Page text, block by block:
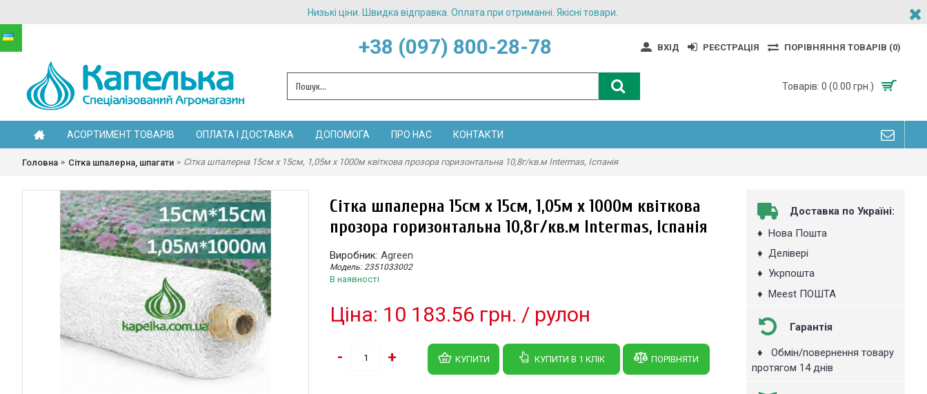
Низькі ціни. Швидка відправка. Оплата при отриманні. Якісні товари.
+38 (097) 800-28-78 ВХІД РЕЄСТРАЦІЯ ПОРІВНЯННЯ ТОВАРІВ (0)
Товарів: 0 (0.00 грн.)
АСОРТИМЕНТ ТОВАРІВ ОПЛАТА І ДОСТАВКА ДОПОМОГА ПРО НАС КОНТАКТИ
Головна Сітка шпалерна, шпагати Сітка шпалерна 15см х 15см, 1,05м х 1000м квіткова прозора горизонтальна 10,8г/кв.м Intermas, Іспанія
Доставка по Україні:
♦ Нова Пошта
♦ Делівері
♦ Укрпошта
♦ Мeest ПОШТА
Гарантія
♦ Обмін/повернення товару
протягом 14 днів
Сітка шпалерна 15см х 15см, 1,05м х 1000м квіткова
прозора горизонтальна 10,8г/кв.м Intermas, Іспанія
Виробник: Agreen
Модель:2351033002
В наявності
Цiна: 10 183.56 грн. / рулон
- + КУПИТИ КУПИТИ В 1 КЛIК ПОРІВНЯТИ